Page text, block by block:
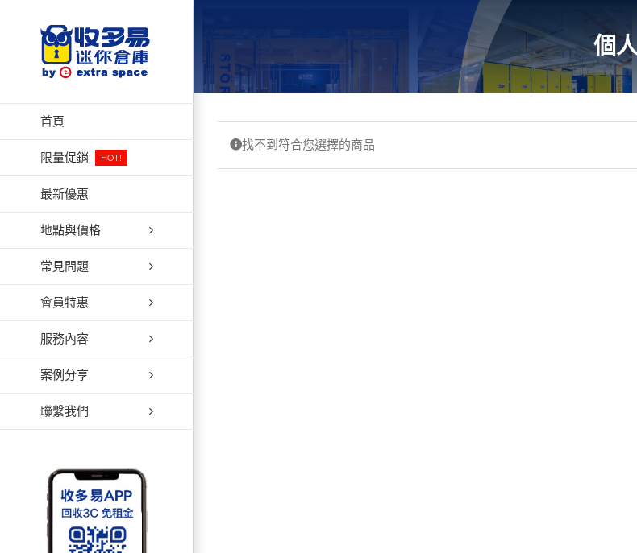
首頁
限量促銷 HOT!
最新優惠
地點與價格
常見問題
會員特惠
服務內容
案例分享
聯繫我們
個
找不到符合您選擇的商品